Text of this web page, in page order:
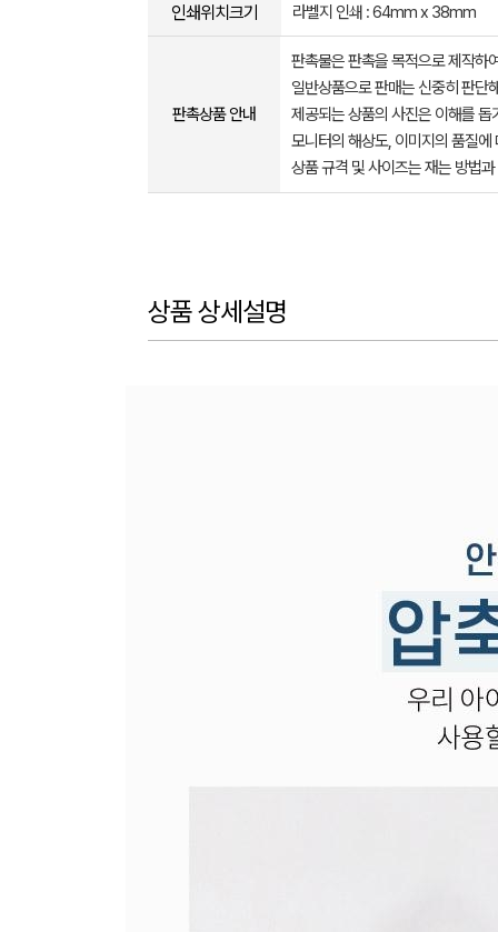
인쇄위치크기 라벨지 인쇄 : 64mm x 38mm
판촉상품 안내
판촉물은 판촉을 목적으로 제작하
일반상품으로 판매는 신중히 판단
제공되는 상품의 사진은 이해를
모니터의 해상도, 이미지의 품질
상품 규격 및 사이즈는 재는 방법
상품 상세설명